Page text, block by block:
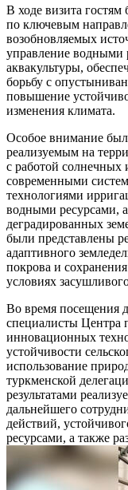
В ходе визита гостям
по ключевым
возобновляемых
управление водными
аквакультуры,
борьбу с
повышение
изменения климата.
Особое внимание
реализуемым на
с работой солнечных
современными
технологиями
водными ресурсами,
деградированных
были представлены
адаптивного
покрова и
условиях
Во время посещения
специалисты Центра
инновационных
устойчивости
использование
туркменской
результатами
дальнейшего
действий,
ресурсами, а также